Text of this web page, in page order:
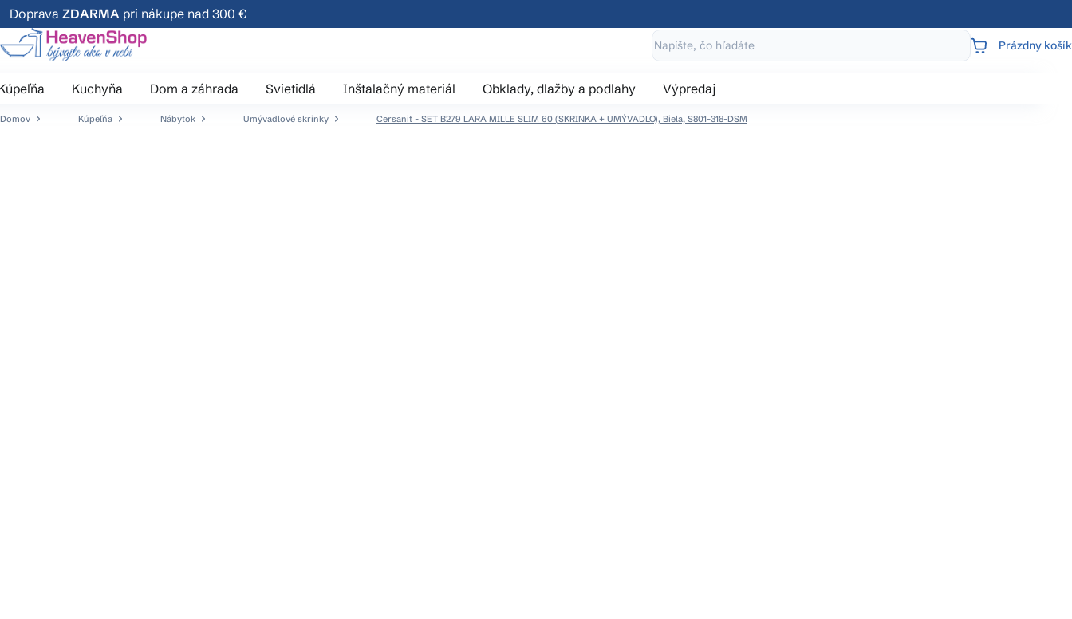
Prejsť
na
obsah
Doprava ZDARMA pri nákupe nad 300 €
NÁKUPNÝ
Prázdny košík
Kuchyňa Dom a záhrada Svietidlá Inštalačný materiál Obklady, dlažby a podlahy Výpredaj
Domov Kúpeľňa Nábytok Umývadlové skrinky Cersanit - SET B279 LARA MILLE SLIM 60 (SKRINKA + UMÝVADLO), Biela, S801-318-DSM